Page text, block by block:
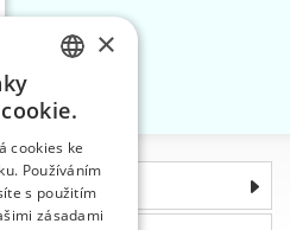
Vložit do košíku
ENGLISH
GERMAN
×
cookies ke
Používáním
s použitím
zásadami